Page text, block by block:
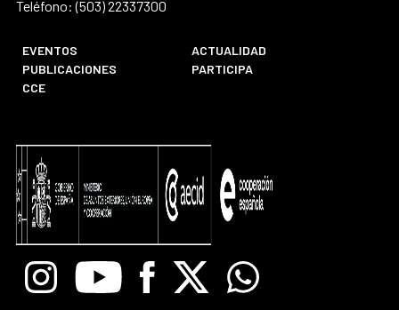
Teléfono: (503) 22337300
EVENTOS
ACTUALIDAD
PUBLICACIONES
PARTICIPA
CCE
InstagramYoutube Facebook
X Whatsapp